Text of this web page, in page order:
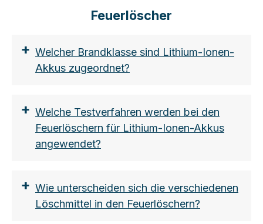
Feuerlöscher
+ Welcher Brandklasse sind Lithium-Ionen-
Akkus zugeordnet?
+ Welche Testverfahren werden bei den
Feuerlöschern für Lithium-Ionen-Akkus
angewendet?
+ Wie unterscheiden sich die verschiedenen
Löschmittel in den Feuerlöschern?